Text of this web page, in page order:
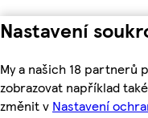
Nastavení
My a našich 18 partnerů
zobrazovat například
změnit v Nastavení